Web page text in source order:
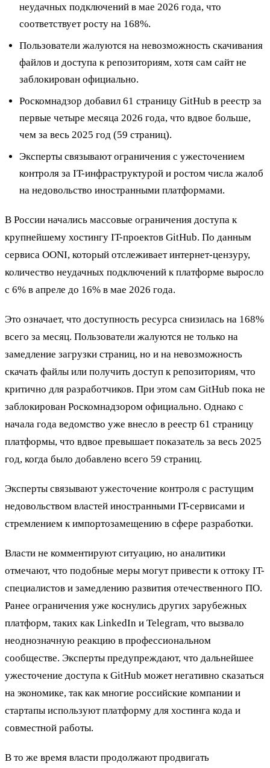
неудачных подключений в мае 2026 года, что
соответствует росту на 168%.
Пользователи жалуются на невозможность скачивания
файлов и доступа к репозиториям, хотя сам сайт не
заблокирован официально.
Роскомнадзор добавил 61 страницу GitHub в реестр за
первые четыре месяца 2026 года, что вдвое больше,
чем за весь 2025 год (59 страниц).
Эксперты связывают ограничения с ужесточением
контроля за IT-инфраструктурой и ростом числа жалоб
на недовольство иностранными платформами.
В России начались массовые ограничения доступа к
крупнейшему хостингу IT-проектов GitHub. По данным
сервиса OONI, который отслеживает интернет-цензуру,
количество неудачных подключений к платформе выросло
с 6% в апреле до 16% в мае 2026 года.
Это означает, что доступность ресурса снизилась на 168%
всего за месяц. Пользователи жалуются не только на
замедление загрузки страниц, но и на невозможность
скачать файлы или получить доступ к репозиториям, что
критично для разработчиков. При этом сам GitHub пока не
заблокирован Роскомнадзором официально. Однако с
начала года ведомство уже внесло в реестр 61 страницу
платформы, что вдвое превышает показатель за весь 2025
год, когда было добавлено всего 59 страниц.
Эксперты связывают ужесточение контроля с растущим
недовольством властей иностранными IT-сервисами и
стремлением к импортозамещению в сфере разработки.
Власти не комментируют ситуацию, но аналитики
отмечают, что подобные меры могут привести к оттоку IT-
специалистов и замедлению развития отечественного ПО.
Ранее ограничения уже коснулись других зарубежных
платформ, таких как LinkedIn и Telegram, что вызвало
неоднозначную реакцию в профессиональном
сообществе. Эксперты предупреждают, что дальнейшее
ужесточение доступа к GitHub может негативно сказаться
на экономике, так как многие российские компании и
стартапы используют платформу для хостинга кода и
совместной работы.
В то же время власти продолжают продвигать